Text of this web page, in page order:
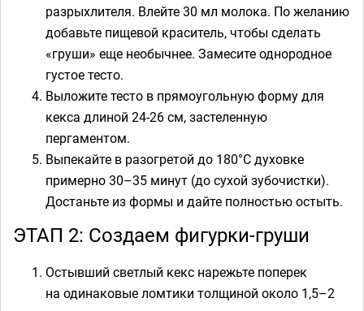
разрыхлителя. Влейте 30 мл молока. По желанию
добавьте пищевой краситель, чтобы сделать
«груши» еще необычнее. Замесите однородное
густое тесто.
Выложите тесто в прямоугольную форму для
кекса длиной 24-26 см, застеленную
пергаментом.
Выпекайте в разогретой до 180°C духовке
примерно 30–35 минут (до сухой зубочистки).
Достаньте из формы и дайте полностью остыть.
ЭТАП 2: Создаем фигурки-груши
Остывший светлый кекс нарежьте поперек
на одинаковые ломтики толщиной около 1,5–2